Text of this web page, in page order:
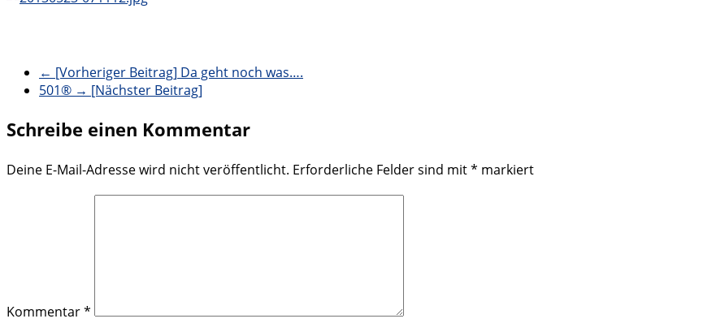
← [Vorheriger Beitrag] Da geht noch was….
501® → [Nächster Beitrag]
Schreibe einen Kommentar
Deine E-Mail-Adresse wird nicht veröffentlicht. Erforderliche Felder sind mit* markiert
Kommentar*